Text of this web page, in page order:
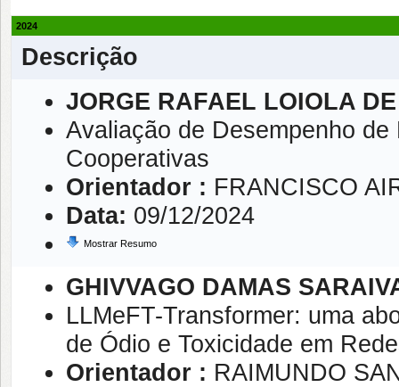
2024
Descrição
JORGE RAFAEL LOIOLA
Avaliação de Desempenho
Cooperativas
Orientador : FRANCISCO
Data: 09/12/2024
Mostrar Resumo
GHIVVAGO DAMAS
LLMeFT-Transformer: uma
de Ódio e Toxicidade em
Orientador : RAIMUNDO